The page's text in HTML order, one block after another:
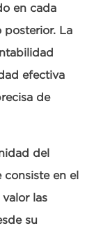
en cada
posterior. La
efectiva
de
del
en el
las
su